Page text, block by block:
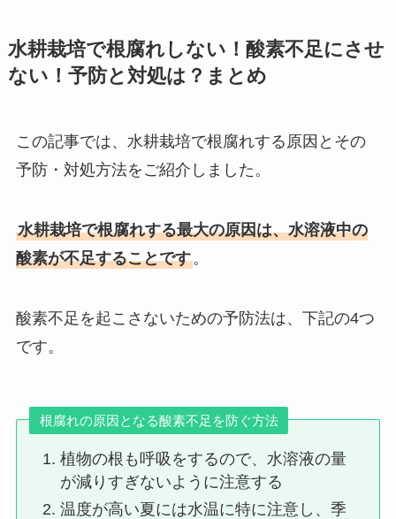
水耕栽培で根腐れしない！酸素不足にさせ
ない！予防と対処は？まとめ
この記事では、水耕栽培で根腐れする原因とその
予防・対処方法をご紹介しました。
水耕栽培で根腐れする最大の原因は、水溶液中の
酸素が不足することです。
酸素不足を起こさないための予防法は、下記の4つ
です。
根腐れの原因となる酸素不足を防ぐ方法
植物の根も呼吸をするので、水溶液の量
が減りすぎないように注意する
温度が高い夏には水温に特に注意し、季